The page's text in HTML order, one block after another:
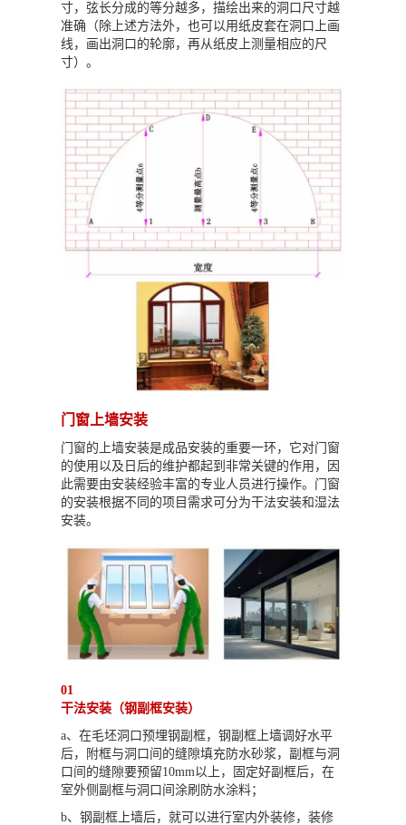
寸，弦长分成的等分越多，描绘出来的洞口尺寸越
准确（除上述方法外，也可以用纸皮套在洞口上画
线，画出洞口的轮廓，再从纸皮上测量相应的尺
寸）。
门窗上墙安装
门窗的上墙安装是成品安装的重要一环，它对门窗
的使用以及日后的维护都起到非常关键的作用，因
此需要由安装经验丰富的专业人员进行操作。门窗
的安装根据不同的项目需求可分为干法安装和湿法
安装。
01
干法安装（钢副框安装）
a、在毛坯洞口预埋钢副框，钢副框上墙调好水平
后，附框与洞口间的缝隙填充防水砂浆，副框与洞
口间的缝隙要预留10mm以上，固定好副框后，在
室外侧副框与洞口间涂刷防水涂料；
b、钢副框上墙后，就可以进行室内外装修，装修